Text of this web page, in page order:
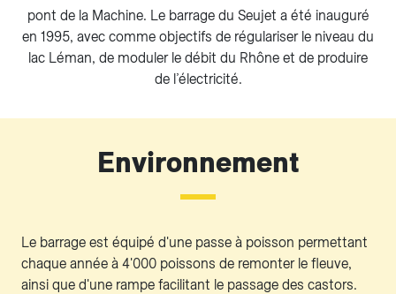
pont de la Machine. Le barrage du Seujet a été inauguré
en 1995, avec comme objectifs de régulariser le niveau du
lac Léman, de moduler le débit du Rhône et de produire
de l’électricité.
Environnement
Le barrage est équipé d'une passe à poisson permettant
chaque année à 4'000 poissons de remonter le fleuve,
ainsi que d'une rampe facilitant le passage des castors.